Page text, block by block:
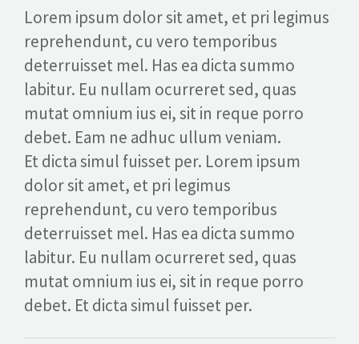
GALLERIA
DOCUMENTAZIONE
CONTATTI
Lorem ipsum dolor sit amet, et pri legimus
reprehendunt, cu vero temporibus
deterruisset mel. Has ea dicta summo
labitur. Eu nullam ocurreret sed, quas
mutat omnium ius ei, sit in reque porro
debet. Eam ne adhuc ullum veniam.
Et dicta simul fuisset per. Lorem ipsum
dolor sit amet, et pri legimus
reprehendunt, cu vero temporibus
deterruisset mel. Has ea dicta summo
labitur. Eu nullam ocurreret sed, quas
mutat omnium ius ei, sit in reque porro
debet. Et dicta simul fuisset per.